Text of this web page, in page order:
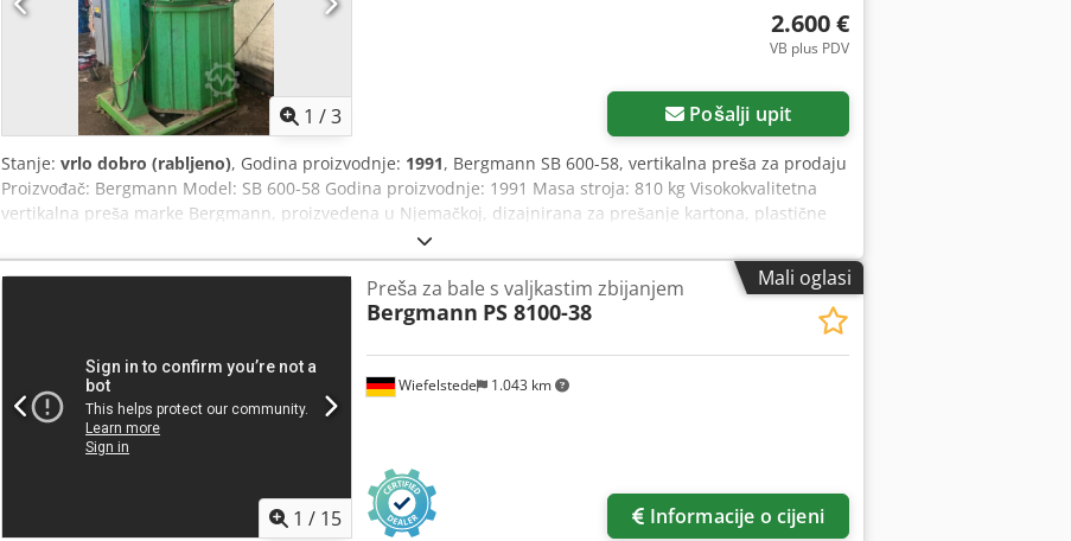
1 /3
2.600 €
VB plus PDV
Pošalji upit
Stanje: vrlo dobro (rabljeno), Godina proizvodnje: 1991, Bergmann SB 600-58, vertikalna preša za prodaju
Proizvođač: Bergmann Model: SB 600-58 Godina proizvodnje: 1991 Masa stroja: 810 kg Visokokvalitetna
vertikalna preša marke Bergmann, proizvedena u Njemačkoj, dizajnirana za prešanje kartona, plastične
folije (LDPE), PET boca, papira i drugih materijala prikladnih za recikliranje. Stroj dolazi iz postrojenja za
recikliranje i ima robusnu industrijsku konstrukciju, što ga čini prikladnim za tvrtke za upravljanje
otpadom, pogone za recikliranje, skladišta, logističke centre i industrijske pogone. Tehničke specifikacije
Proizvođač: Bergmann Dcsdpozntxaefx Am Hek Model: SB 600-58 Godina: 1991 Masa stroja: 810 kg
Robusna čelična konstrukcija Prikladna za karton, plastičnu foliju, papir, PET i druge materijale prikladne
za recikliranje Stanje Rabljeni industrijski stroj. Prodaje se u stanju prikazanom na fotografijama. Moguća
je inspekcija uz prethodni dogovor.
Mali oglasi
1 / 15
Wiefelstede 1.043 km
Preša za bale s valjkastim zbijanjem
Bergmann PS 8100-38
Informacije o cijeni